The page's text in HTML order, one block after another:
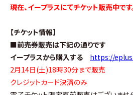
現在、イープラスにてチケット販売中です
【チケット情報】
■前売券販売は下記の通りです
イープラスから購入する
https://
2月14日(土)18時30分まで販売
クレジットカード決済のみ